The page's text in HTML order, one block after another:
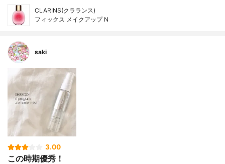
CLARINS(クラランス)
フィックス メイクアップ N
saki
3.00
この時期優秀！